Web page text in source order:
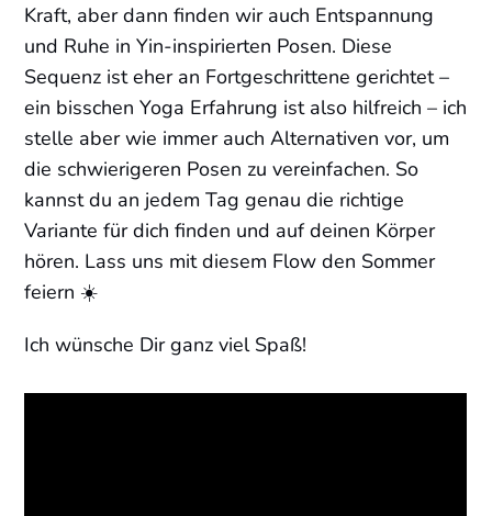
Kraft, aber dann finden wir auch Entspannung
und Ruhe in Yin-inspirierten Posen. Diese
Sequenz ist eher an Fortgeschrittene gerichtet –
ein bisschen Yoga Erfahrung ist also hilfreich – ich
stelle aber wie immer auch Alternativen vor, um
die schwierigeren Posen zu vereinfachen. So
kannst du an jedem Tag genau die richtige
Variante für dich finden und auf deinen Körper
hören. Lass uns mit diesem Flow den Sommer
feiern ☀️
Ich wünsche Dir ganz viel Spaß!